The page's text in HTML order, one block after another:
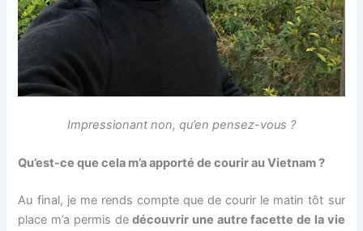
Impressionant non, qu’en pensez-vous ?
Qu’est-ce que cela m’a apporté de courir au Vietnam ?
Au final, je me rends compte que de courir le matin tôt sur
place m’a permis dedécouvrir une autre facette de la vie